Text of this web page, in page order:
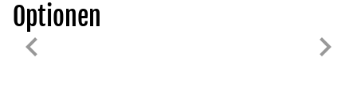
Optionen